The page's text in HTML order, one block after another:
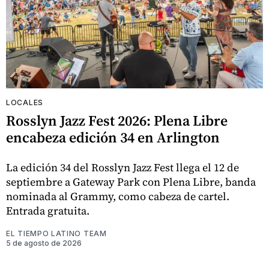
LOCALES
Rosslyn Jazz Fest 2026: Plena Libre
encabeza edición 34 en Arlington
La edición 34 del Rosslyn Jazz Fest llega el 12 de
septiembre a Gateway Park con Plena Libre, banda
nominada al Grammy, como cabeza de cartel.
Entrada gratuita.
EL TIEMPO LATINO TEAM
5 de agosto de 2026